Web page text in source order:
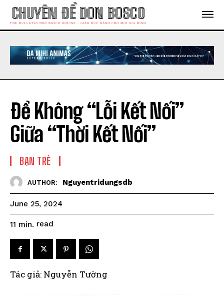
CHUYÊN ĐỀ DON BOSCO
THE BULLETIN DON BOSCO ONLINE - GIÁO DỤC DÀNH CHO MỌI GIA ĐÌNH
Để Không “Lỗi Kết Nối”
Giữa “Thời Kết Nối”
BẠN TRẺ
AUTHOR: Nguyentridungsdb
June 25, 2024
11 min. read
Tác giả: Nguyễn Tường